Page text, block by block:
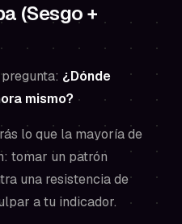
(Sesgo +
¿Dónde
mismo?
lo que la mayoría de
tomar un patrón
una resistencia de
a tu indicador.